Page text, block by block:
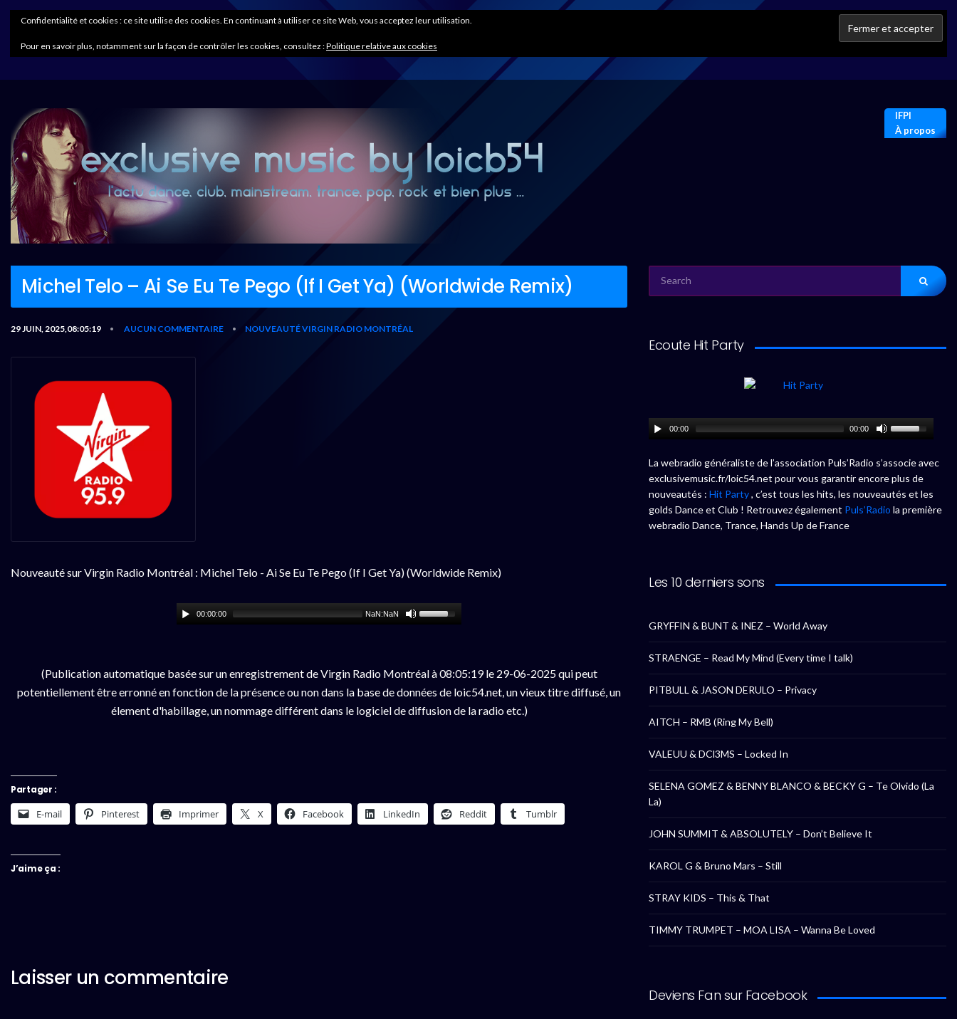
IFPI
À propos
Michel Telo – Ai Se Eu Te Pego (If I Get Ya) (Worldwide Remix)
29 JUIN, 2025,08:05:19 • AUCUN COMMENTAIRE • NOUVEAUTÉ VIRGIN RADIO MONTRÉAL
Nouveauté sur Virgin Radio Montréal : Michel Telo - Ai Se Eu Te Pego (If I Get Ya) (Worldwide Remix)
00:00:00 NaN:NaN
(Publication automatique basée sur un enregistrement de Virgin Radio Montréal à 08:05:19 le 29-06-2025 qui peut
potentiellement être erronné en fonction de la présence ou non dans la base de données de loic54.net, un vieux titre diffusé, un
élement d'habillage, un nommage différent dans le logiciel de diffusion de la radio etc.)
Partager :
E-mail Pinterest Imprimer X Facebook LinkedIn Reddit Tumblr
J’aime ça :
Laisser un commentaire
FOR:
Ecoute Hit Party
00:00 00:00
La webradio généraliste de l’association Puls’Radio s’associe avec
exclusivemusic.fr/loic54.net pour vous garantir encore plus de
nouveautés : Hit Party, c’est tous les hits, les nouveautés et les
golds Dance et Club ! Retrouvez également Puls’Radio la première
webradio Dance, Trance, Hands Up de France
Les 10 derniers sons
GRYFFIN & BUNT & INEZ – World Away
STRAENGE – Read My Mind (Every time I talk)
PITBULL & JASON DERULO – Privacy
AITCH – RMB (Ring My Bell)
VALEUU & DCl3MS – Locked In
SELENA GOMEZ & BENNY BLANCO & BECKY G – Te Olvido (La
La)
JOHN SUMMIT & ABSOLUTELY – Don’t Believe It
KAROL G & Bruno Mars – Still
STRAY KIDS – This & That
TIMMY TRUMPET – MOA LISA – Wanna Be Loved
Deviens Fan sur Facebook
Confidentialité et cookies : ce site utilise des cookies. En continuant à utiliser ce site Web, vous acceptez leur utilisation.
Pour en savoir plus, notamment sur la façon de contrôler les cookies, consultez :Politique relative aux cookies